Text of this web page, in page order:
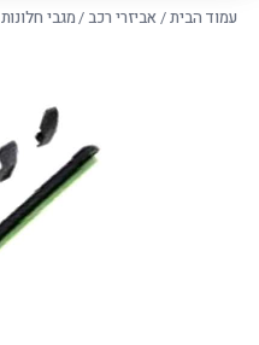
עמוד הבית/אביזרי רכב/מגבי חלונות